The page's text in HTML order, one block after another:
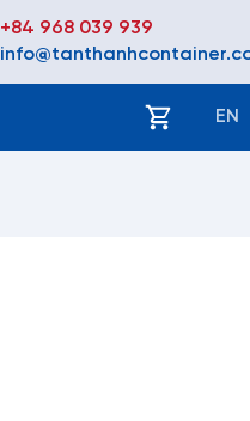
+84 968 039 939
EN